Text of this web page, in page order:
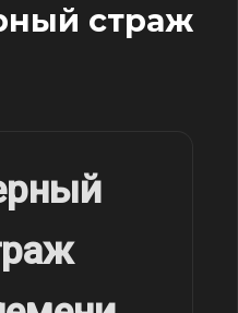
страж